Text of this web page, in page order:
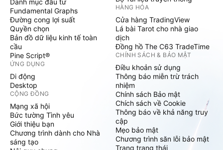
Danh mục đầu tư
Fundamental Graphs
Đường cong lợi suất
Quyền chọn
Bản đồ dữ liệu kinh tế toàn
cầu
Pine Script®
ỨNG DỤNG
Di động
Desktop
CỘNG ĐỒNG
Mạng xã hội
Bức tường Tình yêu
Giới thiệu bạn
Chương trình dành cho Nhà
sáng tạo
HÀNG HÓA
Cửa hàng TradingView
Lá bài Tarot cho nhà giao
dịch
Đồng hồ The C63 TradeTime
CHÍNH SÁCH & BẢO MẬT
Điều khoản sử dụng
Thông báo miễn trừ trách
nhiệm
Chính sách Bảo mật
Chích sách về Cookie
Thông báo về khả năng truy
cập
Mẹo bảo mật
Chương trình săn lỗi bảo mật
Trang trạng thái